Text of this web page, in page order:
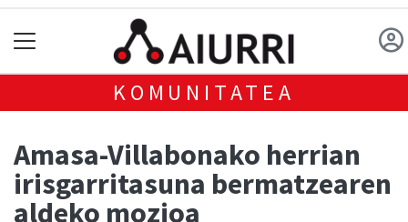
KOMUNITATEA
Amasa-Villabonako herrian
irisgarritasuna bermatzearen
aldeko mozioa